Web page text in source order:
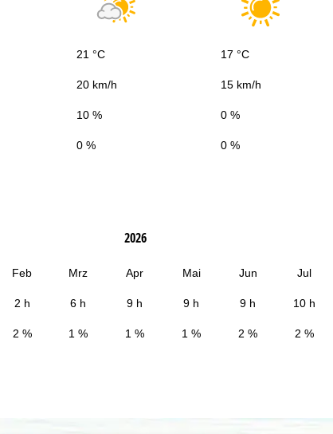
21 °C 17 °C
20 km/h 15 km/h
10 % 0 %
0 % 0 %
2026
Feb Mrz Apr Mai Jun Jul
2 h 6 h 9 h 9 h 9 h 10 h
2 % 1 % 1 % 1 % 2 % 2 %